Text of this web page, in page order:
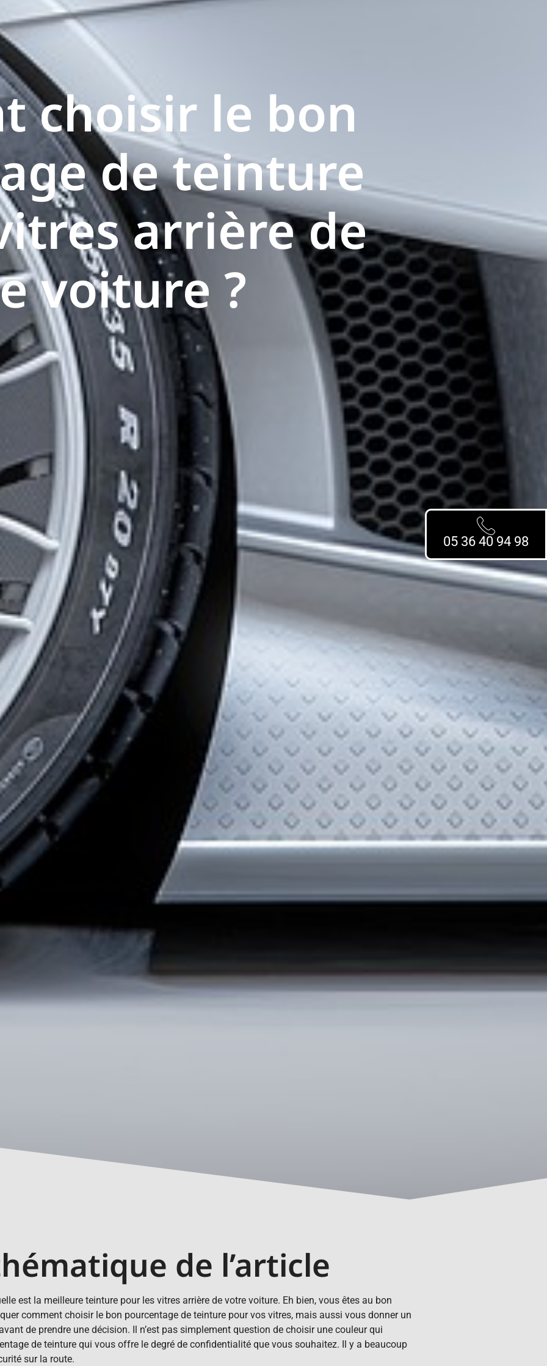
choisir le bon
de teinture
arrière de
voiture ?
de l’article
est la meilleure teinture pour les vitres arrière de votre voiture. Eh bien, vous êtes au bon
comment choisir le bon pourcentage de teinture pour vos vitres, mais aussi vous donner un
de prendre une décision. Il n’est pas simplement question de choisir une couleur qui
de teinture qui vous offre le degré de confidentialité que vous souhaitez. Il y a beaucoup
sur la route.
05 36 40 94 98